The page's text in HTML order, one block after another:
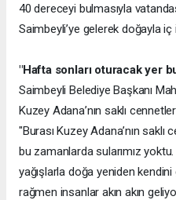
40 dereceyi bulmasıyla
Saimbeyli’ye gelerek doğayla
"Hafta sonları oturacak yer
Saimbeyli Belediye Başkanı
Kuzey Adana’nın saklı
"Burası Kuzey Adana’nın saklı
bu zamanlarda sularımız
yağışlarla doğa yeniden
rağmen insanlar akın akın